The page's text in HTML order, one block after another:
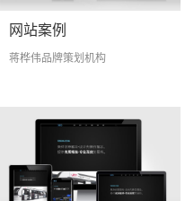
网站案例
蒋桦伟品牌策划机构